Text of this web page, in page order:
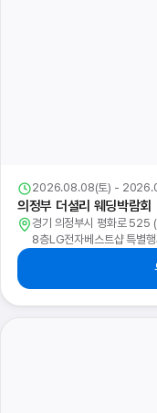
2026.08.08(토) -
의정부 더셜리 웨딩박람회
경기 의정부시 평화로 525
8층LG전자베스트샵 특별